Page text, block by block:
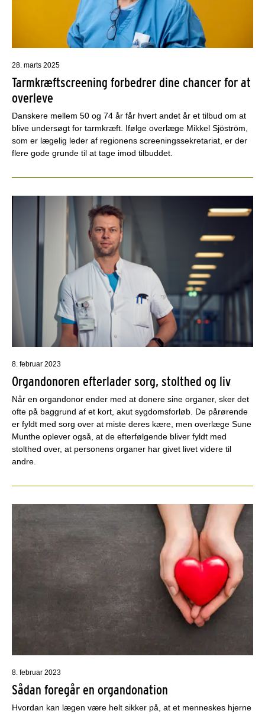
28. marts 2025
Tarmkræftscreening forbedrer dine chancer for at
overleve
Danskere mellem 50 og 74 år får hvert andet år et tilbud om at
blive undersøgt for tarmkræft. Ifølge overlæge Mikkel Sjöström,
som er lægelig leder af regionens screeningssekretariat, er der
flere gode grunde til at tage imod tilbuddet.
8. februar 2023
Organdonoren efterlader sorg, stolthed og liv
Når en organdonor ender med at donere sine organer, sker det
ofte på baggrund af et kort, akut sygdomsforløb. De pårørende
er fyldt med sorg over at miste deres kære, men overlæge Sune
Munthe oplever også, at de efterfølgende bliver fyldt med
stolthed over, at personens organer har givet livet videre til
andre.
8. februar 2023
Sådan foregår en organdonation
Hvordan kan lægen være helt sikker på, at et menneskes hjerne